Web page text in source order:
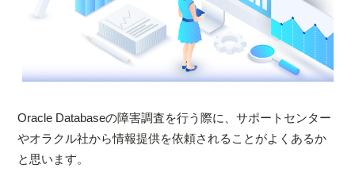
Oracle Databaseの障害調査を行う際に、サポートセンター
やオラクル社から情報提供を依頼されることがよくあるか
と思います。